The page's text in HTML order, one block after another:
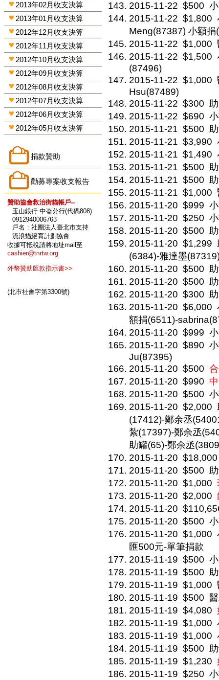
2013年02月收支決算
2013年01月收支決算
2012年12月收支決算
2012年11月收支決算
2012年10月收支決算
2012年09月收支決算
2012年08月收支決算
2012年07月收支決算
2012年06月收支決算
2012年05月收支決算
捐款贊助
勸募專案收支報告
贊助協會救治街貓帳戶--
玉山銀行 中崙分行(代碼808)
0912940006763
戶名：社團法人臺北市支持
流浪貓絕育計劃協會
收據可抵稅請將地址mail至
cashier@tnrtw.org
外幣贊助匯款指示書>>
(北市社會字第3300號)
2015-11-22 $500
2015-11-22 $1,800
Meng(87387) 小額
2015-11-22 $1,000
2015-11-22 $1,500
(87496)
2015-11-22 $1,000
Hsu(87489)
2015-11-22 $300
2015-11-22 $690
2015-11-21 $500
2015-11-21 $3,990
2015-11-21 $1,490
2015-11-21 $500
2015-11-21 $500
2015-11-21 $1,000
2015-11-20 $999
2015-11-20 $250
2015-11-20 $500
2015-11-20 $1,299
(6384)-雅達墨
2015-11-20 $500
2015-11-20 $500
2015-11-20 $300
2015-11-20 $6,000
額捐(6511)-
2015-11-20 $999
2015-11-20 $890
Ju(87395)
2015-11-20 $500
2015-11-20 $990
2015-11-20 $500
2015-11-20 $2,000
(17412)-鄭余丞
紮(17397)-鄭余丞
助罐(65)-鄭余丞
2015-11-20 $18,000
2015-11-20 $500
2015-11-20 $1,000
2015-11-20 $2,000
2015-11-20
2015-11-20 $500
2015-11-20 $1,000
匯500元-單筆捐款
2015-11-19 $500
2015-11-19 $500
2015-11-19 $1,000
2015-11-19 $500
2015-11-19 $4,080
2015-11-19 $1,000
2015-11-19 $1,000
2015-11-19 $500
2015-11-19 $1,230
2015-11-19 $250